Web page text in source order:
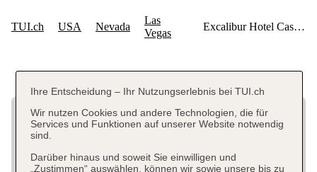
Ihre Entscheidung – Ihr Nutzungserlebnis bei TUI.ch
Wir nutzen Cookies und andere Technologien, die für
Services und Funktionen auf unserer Website notwendig
sind.
Darüber hinaus und soweit Sie einwilligen und
„Zustimmen“ auswählen, können wir sowie unsere bis zu